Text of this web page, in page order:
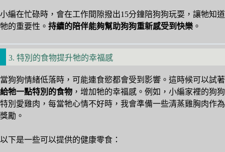
小編在忙碌時，會在工作間隙撥出15分鐘陪狗狗玩耍，讓牠知道
牠的重要性。 持續的陪伴能夠幫助狗狗重新感受到快樂 。
3. 特別的食物提升牠的幸福感
當狗狗情緒低落時，可能連食慾都會受到影響。這時候可以試著
給牠一點特別的食物 ，增加牠的幸福感。例如，小編家裡的狗狗
特別愛雞肉，每當牠心情不好時，我會準備一些清蒸雞胸肉作為
獎勵。
以下是一些可以提供的健康零食：